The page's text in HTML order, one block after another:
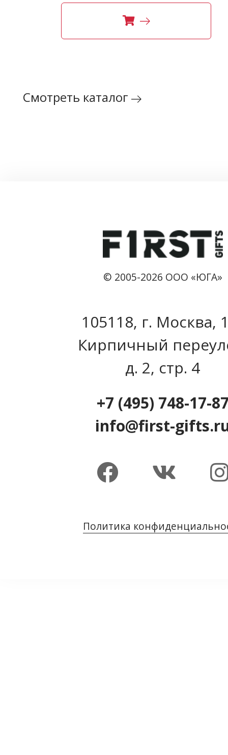
Смотреть каталог
© 2005-2026 ООО «ЮГА»
105118, г. Москва,
Кирпичный
д. 2, стр. 4
+7 (495) 748-17-
info@first-
Политика